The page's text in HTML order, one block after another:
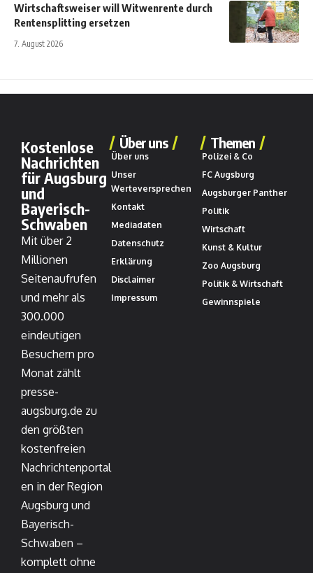
Wirtschaftsweiser will Witwenrente durch
Rentensplitting ersetzen
7. August 2026
Kostenlose
Nachrichten
für Augsburg
und
Bayerisch-
Schwaben
Mit über 2
Millionen
Seitenaufrufen
und mehr als
300.000
eindeutigen
Besuchern pro
Monat zählt
presse-
augsburg.de zu
den größten
kostenfreien
Nachrichtenportal
en in der Region
Augsburg und
Bayerisch-
Schwaben –
komplett ohne
Über uns
Über uns
Unser
Werteversprechen
Kontakt
Mediadaten
Datenschutz
Erklärung
Disclaimer
Impressum
Themen
Polizei & Co
FC Augsburg
Augsburger Panther
Politik
Wirtschaft
Kunst & Kultur
Zoo Augsburg
Politik & Wirtschaft
Gewinnspiele